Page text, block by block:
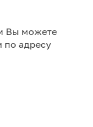
Вы можете
по адресу